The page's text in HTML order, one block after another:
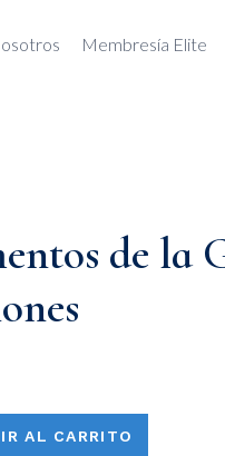
Membresía Elite
de la
AL CARRITO